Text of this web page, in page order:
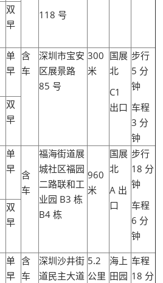
118 号
双
早
单
早
含
车
深圳市宝安
区展景路
85 号
300
米
国展
北
C1
出口
步行
5 分
钟
车程
3 分
钟
双
早
单
早 含
车
福海街道展
城社区福园
二路联和工
业园 B3 栋
B4 栋
960
米
国展
北
A 出
口
步行
18 分
钟
车程
6 分
钟
双
早
单
早
含
车
深圳沙井街
道民主大道
5.2
公里
海上
田园
车程
18 分